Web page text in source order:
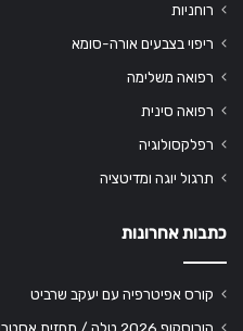
רוחניות
ריפוי בצבעים אורה-סומא
רפואה משלימה
רפואה סינית
רפלקסולוגיה
תרגול יוגה ומדיטציה
כתבות אחרונות
קורס אפיטרפיה עם יעקב שרביט